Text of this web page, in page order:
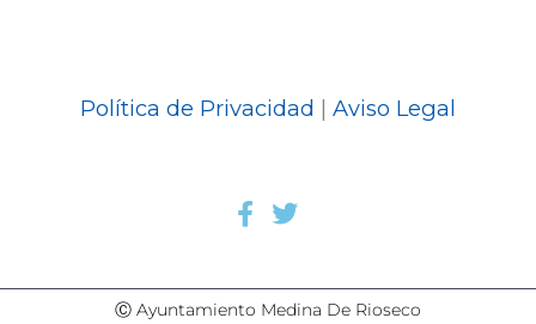
Política de Privacidad | Aviso Legal
Ⓒ Ayuntamiento Medina De Rioseco